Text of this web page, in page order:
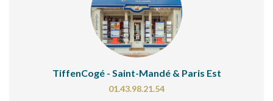
TiffenCogé - Saint-Mandé & Paris Est
01.43.98.21.54